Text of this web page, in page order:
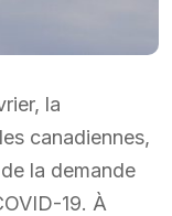
la
canadiennes,
la demande
19. À